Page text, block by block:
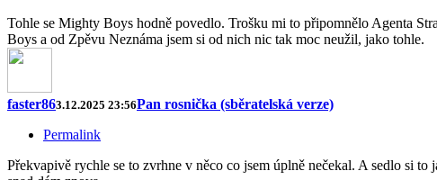
Tohle se Mighty Boys hodně povedlo. Trošku mi to připomnělo Agenta
Boys a od Zpěvu Neznáma jsem si od nich nic tak moc neužil, jako tohle.
faster863.12.2025 23:56Pan rosnička (sběratelská verze)
Permalink
Překvapivě rychle se to zvrhne v něco co jsem úplně nečekal. A sedlo si